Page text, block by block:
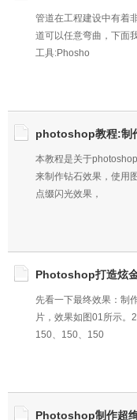
管道在工程建设中有着
道可以任意弯曲，下面
工具:Phosho
photoshop教程:制
本教程是关于
来制作钻石效果，使用
点缀闪光效果，
Photoshop打造炫
先看一下最终效果：制
片，效果如图01所示。
150、150、150
Photoshop制作超